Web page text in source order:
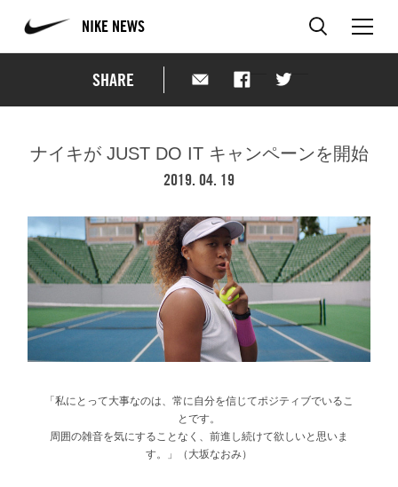
NIKE NEWS
SHARE
ナイキが JUST DO IT キャンペーンを開始
2019. 04. 19
「私にとって大事なのは、常に自分を信じてポジティブでいるこ
とです。
周囲の雑音を気にすることなく、前進し続けて欲しいと思いま
す。」（大坂なおみ）